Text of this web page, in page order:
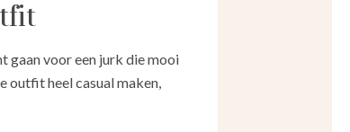
gaan voor een jurk die mooi
outfit heel casual maken,